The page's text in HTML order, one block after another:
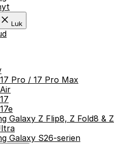
Luk
Pro / 17 Pro Max
Galaxy Z Flip8, Z Fold8 & Z
Galaxy S26-serien